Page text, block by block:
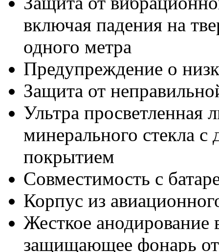
включая падения на
одного метра
Предупреждение о
Защита от
Ультра просветленная
минерального стекла
покрытием
Совместимость с
Корпус из
Жесткое
защищающее фонарь